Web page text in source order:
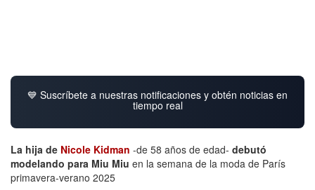
💙 Suscríbete a nuestras notificaciones y obtén noticias en
tiempo real
La hija de Nicole Kidman -de 58 años de edad- debutó
modelando para Miu Miu en la semana de la moda de París
primavera-verano 2025